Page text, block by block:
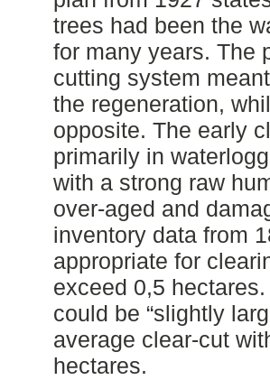
trees had been the
for many years. The
cutting system
the regeneration,
opposite. The early
primarily in
with a strong raw
over-aged and
inventory data from
appropriate for
exceed 0,5
could be “slightly
average clear-cut
hectares.